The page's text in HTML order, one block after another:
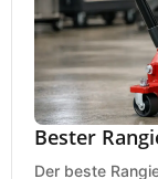
Bester
Der beste